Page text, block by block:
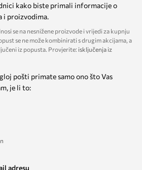
kako biste primali informacije o
i proizvodima.
se na nesnižene proizvode i vrijedi za kupnju
se ne može kombinirati s drugim akcijama, a
iz popusta. Provjerite: isključenja iz
pošti primate samo ono što Vas
je li to: